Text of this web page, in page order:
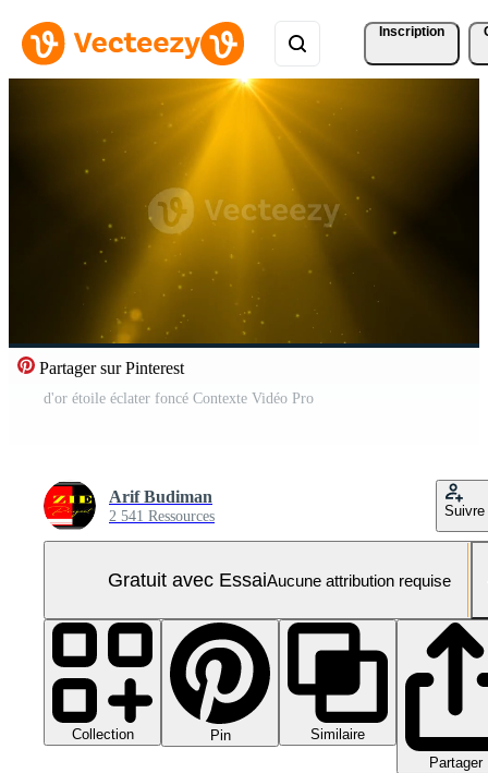
Inscription
Partager sur Pinterest
d'or étoile éclater foncé Contexte Vidéo Pro
Arif Budiman
2 541 Ressources Suivre
Gratuit avec EssaiAucune attribution requise
Collection Pin
Similaire
Partager